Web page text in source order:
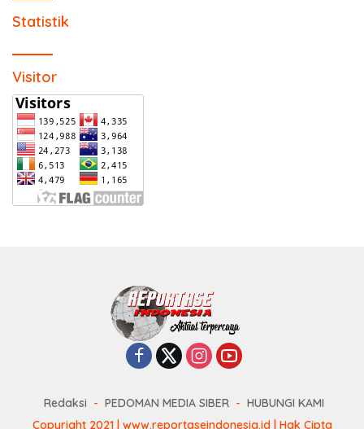
Statistik
Visitor
Redaksi PEDOMAN MEDIA SIBER
HUBUNGI KAMI
Copyright 2021 | www.reportaseindonesia.id | Hak Cipta